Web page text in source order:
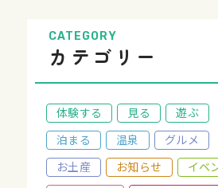
CATEGORY
カテゴリー
体験する 見る
遊ぶ
泊まる
温泉
グルメ
お土産
お知らせ
イベ